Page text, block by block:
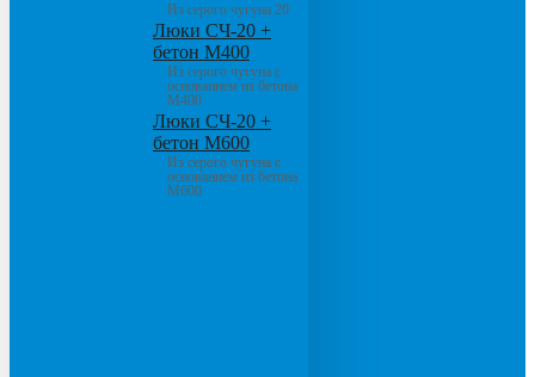
Из серого чугуна 20
Люки СЧ-20 +
бетон М400
Из серого чугуна с
основанием из бетона
М400
Люки СЧ-20 +
бетон М600
Из серого чугуна с
основанием из бетона
М600